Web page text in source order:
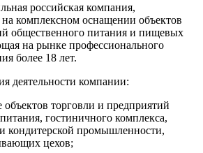
российская компания,
комплексном оснащении объектов
общественного питания и пищевых
на рынке профессионального
более 18 лет.
деятельности компании:
объектов торговли и предприятий
гостиничного комплекса,
кондитерской промышленности,
цехов;